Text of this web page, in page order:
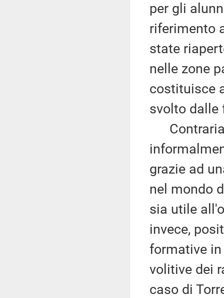
per gli
riferimento
state
nelle zone
costituisce
svolto dalle
grazie ad
nel mondo
sia utile
invece,
formative in
volitive dei
caso di